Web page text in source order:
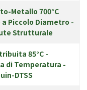
Metallo 700°C
Piccolo Diametro -
Strutturale
85°C -
di Temperatura -
DTSS